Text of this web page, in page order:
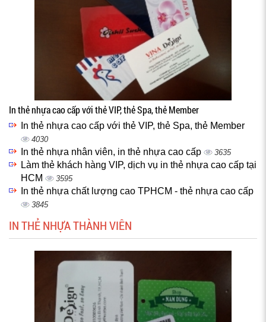
In thẻ nhựa cao cấp với thẻ VIP, thẻ Spa, thẻ Member
In thẻ nhựa cao cấp với thẻ VIP, thẻ Spa, thẻ Member
4030
In thẻ nhựa nhân viên, in thẻ nhựa cao cấp 3635
Làm thẻ khách hàng VIP, dịch vụ in thẻ nhựa cao cấp tại
HCM
3595
In thẻ nhựa chất lượng cao TPHCM - thẻ nhựa cao cấp
3845
IN THẺ NHỰA THÀNH VIÊN